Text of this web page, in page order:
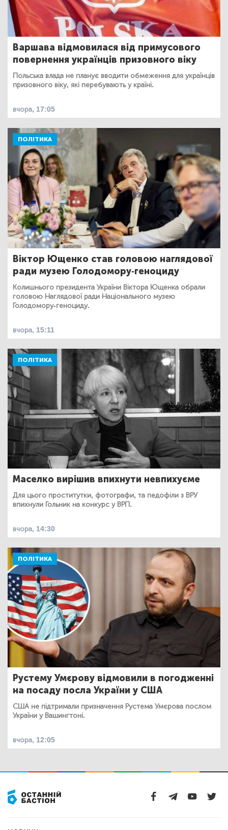
Варшава відмовилася від примусового
повернення українців призовного віку
Польська влада не планує вводити обмеження для українців
призовного віку, які перебувають у країні.
вчора, 17:05
ПОЛІТИКА
Віктор Ющенко став головою наглядової
ради музею Голодомору-геноциду
Колишнього президента України Віктора Ющенка обрали
головою Наглядової ради Національного музею
Голодомору-геноциду.
вчора, 15:11
ПОЛІТИКА
Маселко вирішив впихнути невпихуєме
Для цього проститутки, фотографи, та педофіли з ВРУ
впихнули Гольник на конкурс у ВРП.
вчора, 14:30
ПОЛІТИКА
Рустему Умєрову відмовили в погодженні
на посаду посла України у США
США не підтримали призначення Рустема Умєрова послом
України у Вашингтоні.
вчора, 12:05